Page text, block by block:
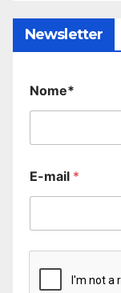
Newsletter
Nome*
E-mail *